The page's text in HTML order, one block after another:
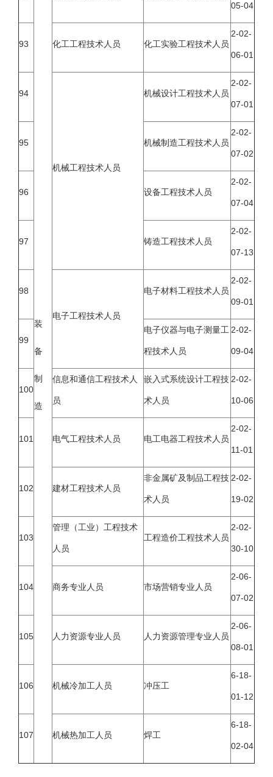
装
备
制
造
05-04
93 化工工程技术人员 化工实验工程技术人员
2-02-
06-01
94
机械工程技术人员
机械设计工程技术人员
2-02-
07-01
95 机械制造工程技术人员
2-02-
07-02
96 设备工程技术人员
2-02-
07-04
97 铸造工程技术人员
2-02-
07-13
98
电子工程技术人员
电子材料工程技术人员
2-02-
09-01
99
电子仪器与电子测量工
程技术人员
2-02-
09-04
100
信息和通信工程技术人
员
嵌入式系统设计工程技
术人员
2-02-
10-06
101 电气工程技术人员 电工电器工程技术人员
2-02-
11-01
102 建材工程技术人员
非金属矿及制品工程技
术人员
2-02-
19-02
103
管理（工业）工程技术
人员
工程造价工程技术人员
2-02-
30-10
104 商务专业人员 市场营销专业人员
2-06-
07-02
105 人力资源专业人员 人力资源管理专业人员
2-06-
08-01
106 机械冷加工人员 冲压工
6-18-
01-12
107 机械热加工人员 焊工
6-18-
02-04